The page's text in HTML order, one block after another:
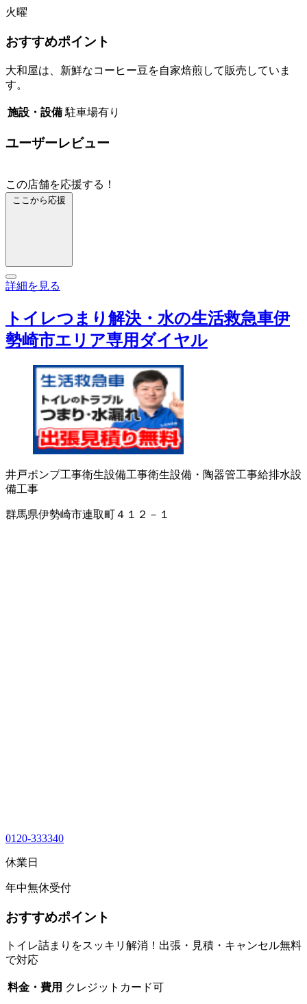
火曜
おすすめポイント
大和屋は、新鮮なコーヒー豆を自家焙煎して販売していま
す。
施設・設備 駐車場有り
ユーザーレビュー
この店舗を応援する！
ここから応援
詳細を見る
トイレつまり解決・水の生活救急車伊
勢崎市エリア専用ダイヤル
井戸ポンプ工事衛生設備工事衛生設備・陶器管工事給排水設
備工事
群馬県伊勢崎市連取町４１２－１
0120-333340
休業日
年中無休受付
おすすめポイント
トイレ詰まりをスッキリ解消！出張・見積・キャンセル無料
で対応
料金・費用 クレジットカード可